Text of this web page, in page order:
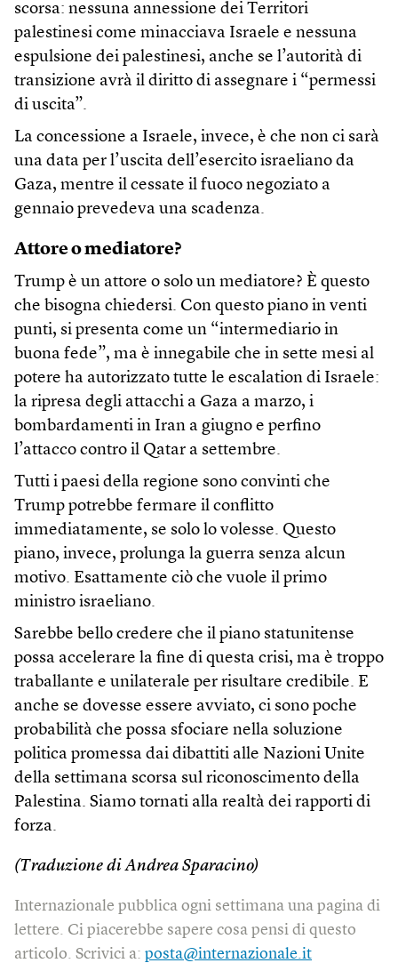
scorsa: nessuna annessione dei Territori
palestinesi come minacciava Israele e nessuna
espulsione dei palestinesi, anche se l’autorità di
transizione avrà il diritto di assegnare i “permessi
di uscita”.
La concessione a Israele, invece, è che non ci sarà
una data per l’uscita dell’esercito israeliano da
Gaza, mentre il cessate il fuoco negoziato a
gennaio prevedeva una scadenza.
Attore o mediatore?
Trump è un attore o solo un mediatore? È questo
che bisogna chiedersi. Con questo piano in venti
punti, si presenta come un “intermediario in
buona fede”, ma è innegabile che in sette mesi al
potere ha autorizzato tutte le escalation di Israele:
la ripresa degli attacchi a Gaza a marzo, i
bombardamenti in Iran a giugno e perfino
l’attacco contro il Qatar a settembre.
Tutti i paesi della regione sono convinti che
Trump potrebbe fermare il conflitto
immediatamente, se solo lo volesse. Questo
piano, invece, prolunga la guerra senza alcun
motivo. Esattamente ciò che vuole il primo
ministro israeliano.
Sarebbe bello credere che il piano statunitense
possa accelerare la fine di questa crisi, ma è troppo
traballante e unilaterale per risultare credibile. E
anche se dovesse essere avviato, ci sono poche
probabilità che possa sfociare nella soluzione
politica promessa dai dibattiti alle Nazioni Unite
della settimana scorsa sul riconoscimento della
Palestina. Siamo tornati alla realtà dei rapporti di
forza.
(Traduzione di Andrea Sparacino)
Internazionale pubblica ogni settimana una pagina di
lettere. Ci piacerebbe sapere cosa pensi di questo
articolo. Scrivici a: posta@internazionale.it